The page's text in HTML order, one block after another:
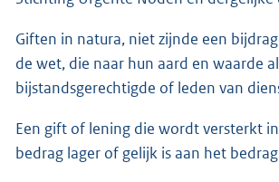
Giften in natura, niet zijnde een
de wet, die naar hun aard en waarde
bijstandsgerechtigde of leden van
Een gift of lening die wordt versterkt
bedrag lager of gelijk is aan het